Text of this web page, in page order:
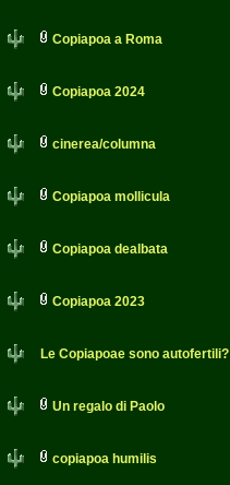
Copiapoa a Roma
Copiapoa 2024
cinerea/columna
Copiapoa mollicula
Copiapoa dealbata
Copiapoa 2023
Le Copiapoae sono autofertili?
Un regalo di Paolo
copiapoa humilis